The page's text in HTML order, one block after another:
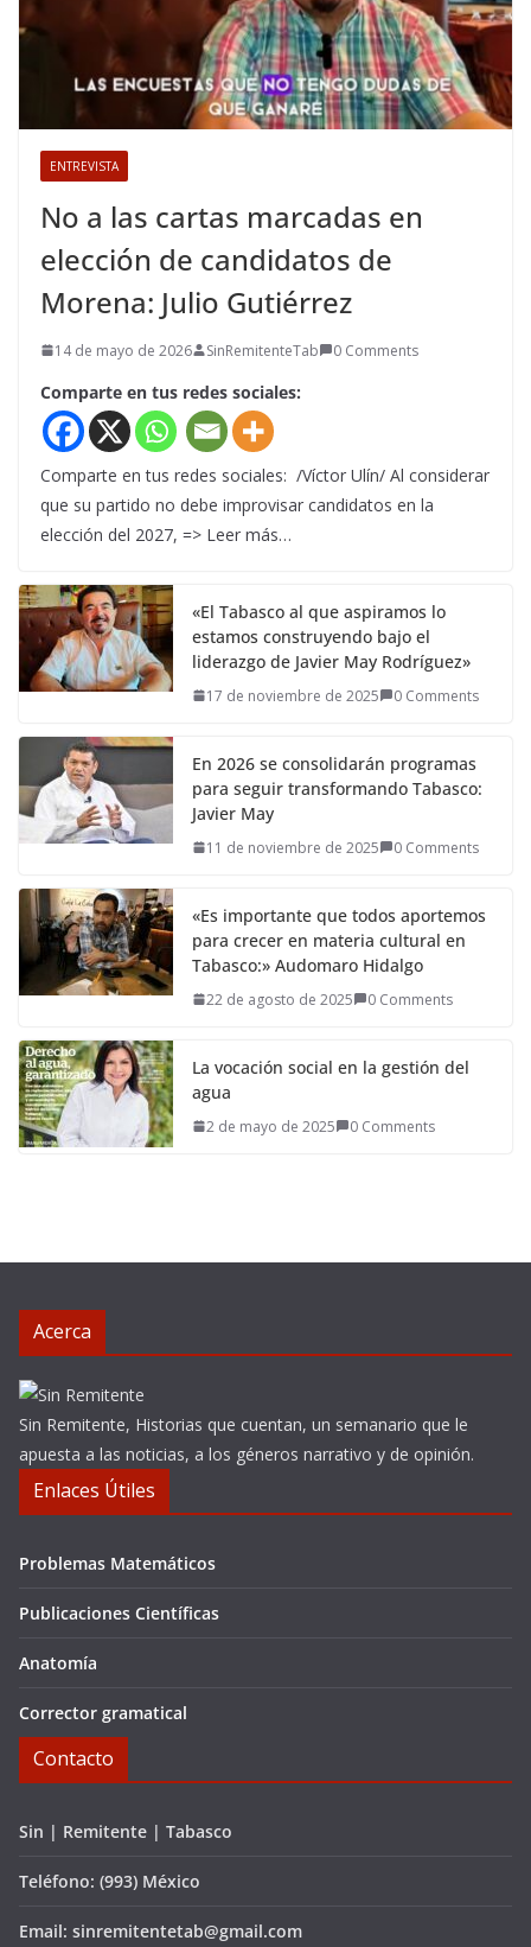
ENTREVISTA
No a las cartas marcadas en
elección de candidatos de
Morena: Julio Gutiérrez
14 de mayo de 2026 SinRemitenteTab 0 Comments
Comparte en tus redes sociales:
Comparte en tus redes sociales: /Víctor Ulín/ Al considerar
que su partido no debe improvisar candidatos en la
elección del 2027, => Leer más…
«El Tabasco al que aspiramos lo
estamos construyendo bajo el
liderazgo de Javier May Rodríguez»
17 de noviembre de 2025 0 Comments
En 2026 se consolidarán programas
para seguir transformando Tabasco:
Javier May
11 de noviembre de 2025 0 Comments
«Es importante que todos aportemos
para crecer en materia cultural en
Tabasco:» Audomaro Hidalgo
22 de agosto de 2025 0 Comments
La vocación social en la gestión del
agua
2 de mayo de 2025 0 Comments
Acerca
Sin Remitente, Historias que cuentan, un semanario que le
apuesta a las noticias, a los géneros narrativo y de opinión.
Enlaces Útiles
Problemas Matemáticos
Publicaciones Científicas
Anatomía
Corrector gramatical
Contacto
Sin | Remitente | Tabasco
Teléfono: (993) México
Email: sinremitentetab@gmail.com